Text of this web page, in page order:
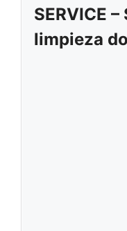
SERVICE
limpieza